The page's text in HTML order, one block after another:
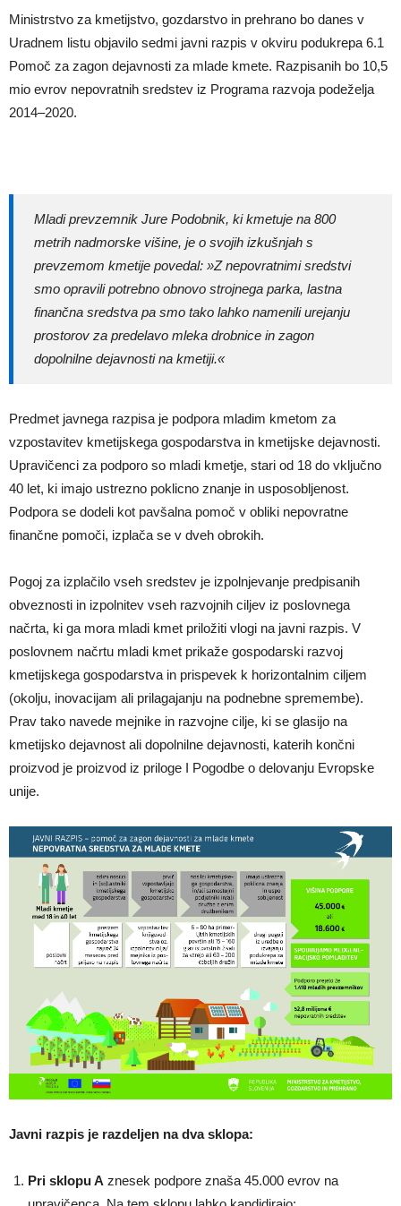
Ministrstvo za kmetijstvo, gozdarstvo in prehrano bo danes v
Uradnem listu objavilo sedmi javni razpis v okviru podukrepa 6.1
Pomoč za zagon dejavnosti za mlade kmete. Razpisanih bo 10,5
mio evrov nepovratnih sredstev iz Programa razvoja podeželja
2014–2020.
Mladi prevzemnik Jure Podobnik, ki kmetuje na 800
metrih nadmorske višine, je o svojih izkušnjah s
prevzemom kmetije povedal: »Z nepovratnimi sredstvi
smo opravili potrebno obnovo strojnega parka, lastna
finančna sredstva pa smo tako lahko namenili urejanju
prostorov za predelavo mleka drobnice in zagon
dopolnilne dejavnosti na kmetiji.«
Predmet javnega razpisa je podpora mladim kmetom za
vzpostavitev kmetijskega gospodarstva in kmetijske dejavnosti.
Upravičenci za podporo so mladi kmetje, stari od 18 do vključno
40 let, ki imajo ustrezno poklicno znanje in usposobljenost.
Podpora se dodeli kot pavšalna pomoč v obliki nepovratne
finančne pomoči, izplača se v dveh obrokih.
Pogoj za izplačilo vseh sredstev je izpolnjevanje predpisanih
obveznosti in izpolnitev vseh razvojnih ciljev iz poslovnega
načrta, ki ga mora mladi kmet priložiti vlogi na javni razpis. V
poslovnem načrtu mladi kmet prikaže gospodarski razvoj
kmetijskega gospodarstva in prispevek k horizontalnim ciljem
(okolju, inovacijam ali prilagajanju na podnebne spremembe).
Prav tako navede mejnike in razvojne cilje, ki se glasijo na
kmetijsko dejavnost ali dopolnilne dejavnosti, katerih končni
proizvod je proizvod iz priloge I Pogodbe o delovanju Evropske
unije.
Javni razpis je razdeljen na dva sklopa:
Pri sklopu A znesek podpore znaša 45.000 evrov na